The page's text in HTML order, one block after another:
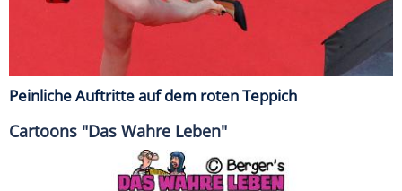
Peinliche Auftritte auf dem roten Teppich
Cartoons "Das Wahre Leben"